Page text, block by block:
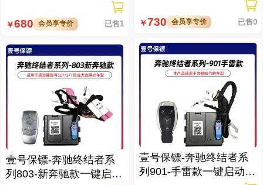
￥680 会员享专价 已售1
壹号保镖-奔驰终结者系
列803-新奔驰款一键启动
￥730 会员享专价 已售0
壹号保镖-奔驰终结者系
列901-手雷款一键启动带